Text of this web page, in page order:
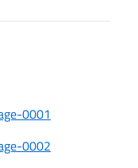
0001
0002